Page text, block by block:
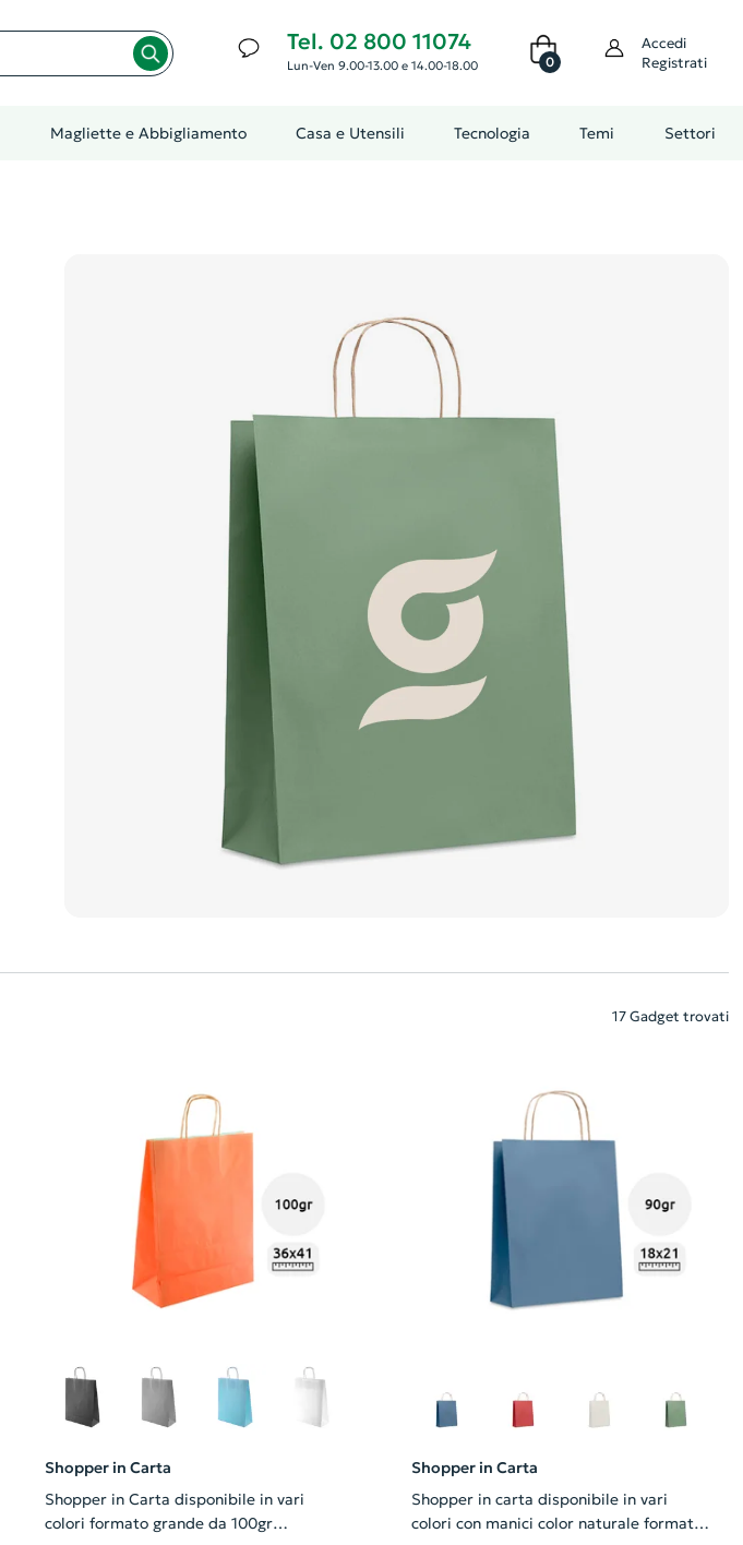
Tel. 02 800 11074
Lun-Ven 9.00-13.00 e 14.00-18.00 0
Accedi
Registrati
Magliette e Abbigliamento Casa e Utensili Tecnologia Temi Settori
17 Gadget trovati
Shopper in Carta
Shopper in Carta disponibile in vari
colori formato grande da 100gr
Shopper in Carta
Shopper in carta disponibile in vari
colori con manici color naturale formato